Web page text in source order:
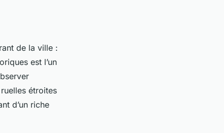
de la ville :
est l’un
étroites
d’un riche